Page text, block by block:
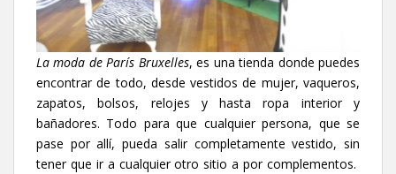
La moda de París Bruxelles, es una tienda donde puedes
encontrar de todo, desde vestidos de mujer, vaqueros,
zapatos, bolsos, relojes y hasta ropa interior y
bañadores. Todo para que cualquier persona, que se
pase por allí, pueda salir completamente vestido, sin
tener que ir a cualquier otro sitio a por complementos.